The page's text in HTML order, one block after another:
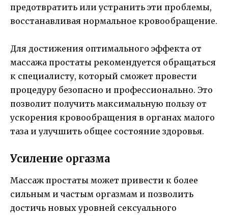
предотвратить или устранить эти проблемы,
восстанавливая нормальное кровообращение.
Для достижения оптимального эффекта от
массажа простаты рекомендуется обращаться
к специалисту, который сможет провести
процедуру безопасно и профессионально. Это
позволит получить максимальную пользу от
ускорения кровообращения в органах малого
таза и улучшить общее состояние здоровья.
Усиление оргазма
Массаж простаты может привести к более
сильным и частым оргазмам и позволить
достичь новых уровней сексуального